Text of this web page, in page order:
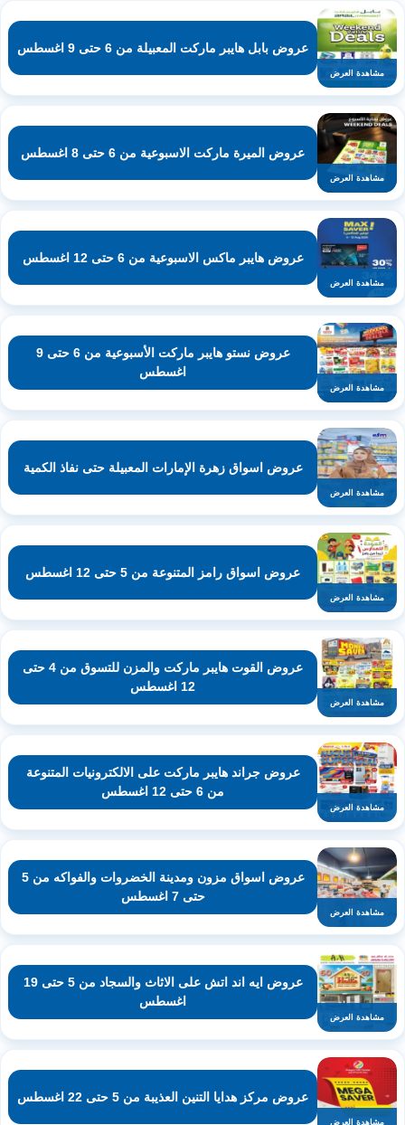
مشاهدة العرض
عروض بابل هايبر ماركت المعبيلة من 6 حتى 9 اغسطس
مشاهدة العرض
عروض الميرة ماركت الاسبوعية من 6 حتى 8 اغسطس
مشاهدة العرض
عروض هايبر ماكس الاسبوعية من 6 حتى 12 اغسطس
مشاهدة العرض
عروض نستو هايبر ماركت الأسبوعية من 6 حتى 9
اغسطس
مشاهدة العرض
عروض اسواق زهرة الإمارات المعبيلة حتى نفاذ الكمية
مشاهدة العرض
عروض اسواق رامز المتنوعة من 5 حتى 12 اغسطس
مشاهدة العرض
عروض القوت هايبر ماركت والمزن للتسوق من 4 حتى
12 اغسطس
مشاهدة العرض
عروض جراند هايبر ماركت على الالكترونيات المتنوعة
من 6 حتى 12 اغسطس
مشاهدة العرض
عروض اسواق مزون ومدينة الخضروات والفواكه من 5
حتى 7 اغسطس
مشاهدة العرض
عروض ايه اند اتش على الاثاث والسجاد من 5 حتى 19
اغسطس
مشاهدة العرض
عروض مركز هدايا التنين العذيبة من 5 حتى 22 اغسطس